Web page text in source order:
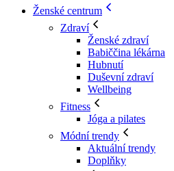
Ženské centrum
Zdraví
Ženské zdraví
Babiččina lékárna
Hubnutí
Duševní zdraví
Wellbeing
Fitness
Jóga a pilates
Módní trendy
Aktuální trendy
Doplňky